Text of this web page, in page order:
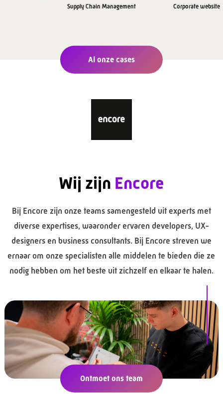
Supply Chain Management Corporate website
Al onze cases
Wij zijn Encore
Bij Encore zijn onze teams samengesteld uit experts met
diverse expertises, waaronder ervaren developers, UX-
designers en business consultants. Bij Encore streven we
ernaar om onze specialisten alle middelen te bieden die ze
nodig hebben om het beste uit zichzelf en elkaar te halen.
Ontmoet ons team